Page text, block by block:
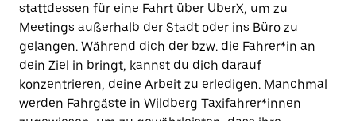
stattdessen für eine Fahrt über UberX, um zu
Meetings außerhalb der Stadt oder ins Büro zu
gelangen. Während dich der bzw. die Fahrer*in an
dein Ziel in bringt, kannst du dich darauf
konzentrieren, deine Arbeit zu erledigen. Manchmal
werden Fahrgäste in Wildberg Taxifahrer*innen